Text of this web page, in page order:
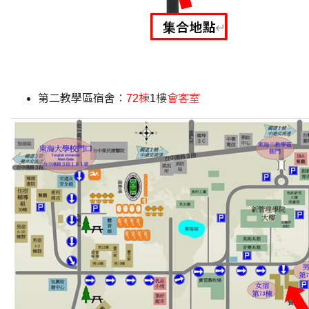
第二教學區宿舍 ： 72棟1樓會客室